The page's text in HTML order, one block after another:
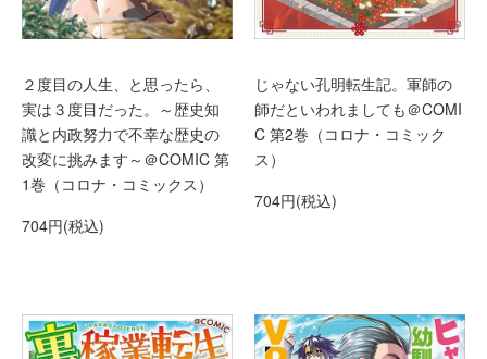
２度目の人生、と思ったら、
実は３度目だった。～歴史知
識と内政努力で不幸な歴史の
改変に挑みます～＠COMIC 第
1巻（コロナ・コミックス）
704円(税込)
じゃない孔明転生記。軍師の
師だといわれましても＠COMI
C 第2巻（コロナ・コミック
ス）
704円(税込)